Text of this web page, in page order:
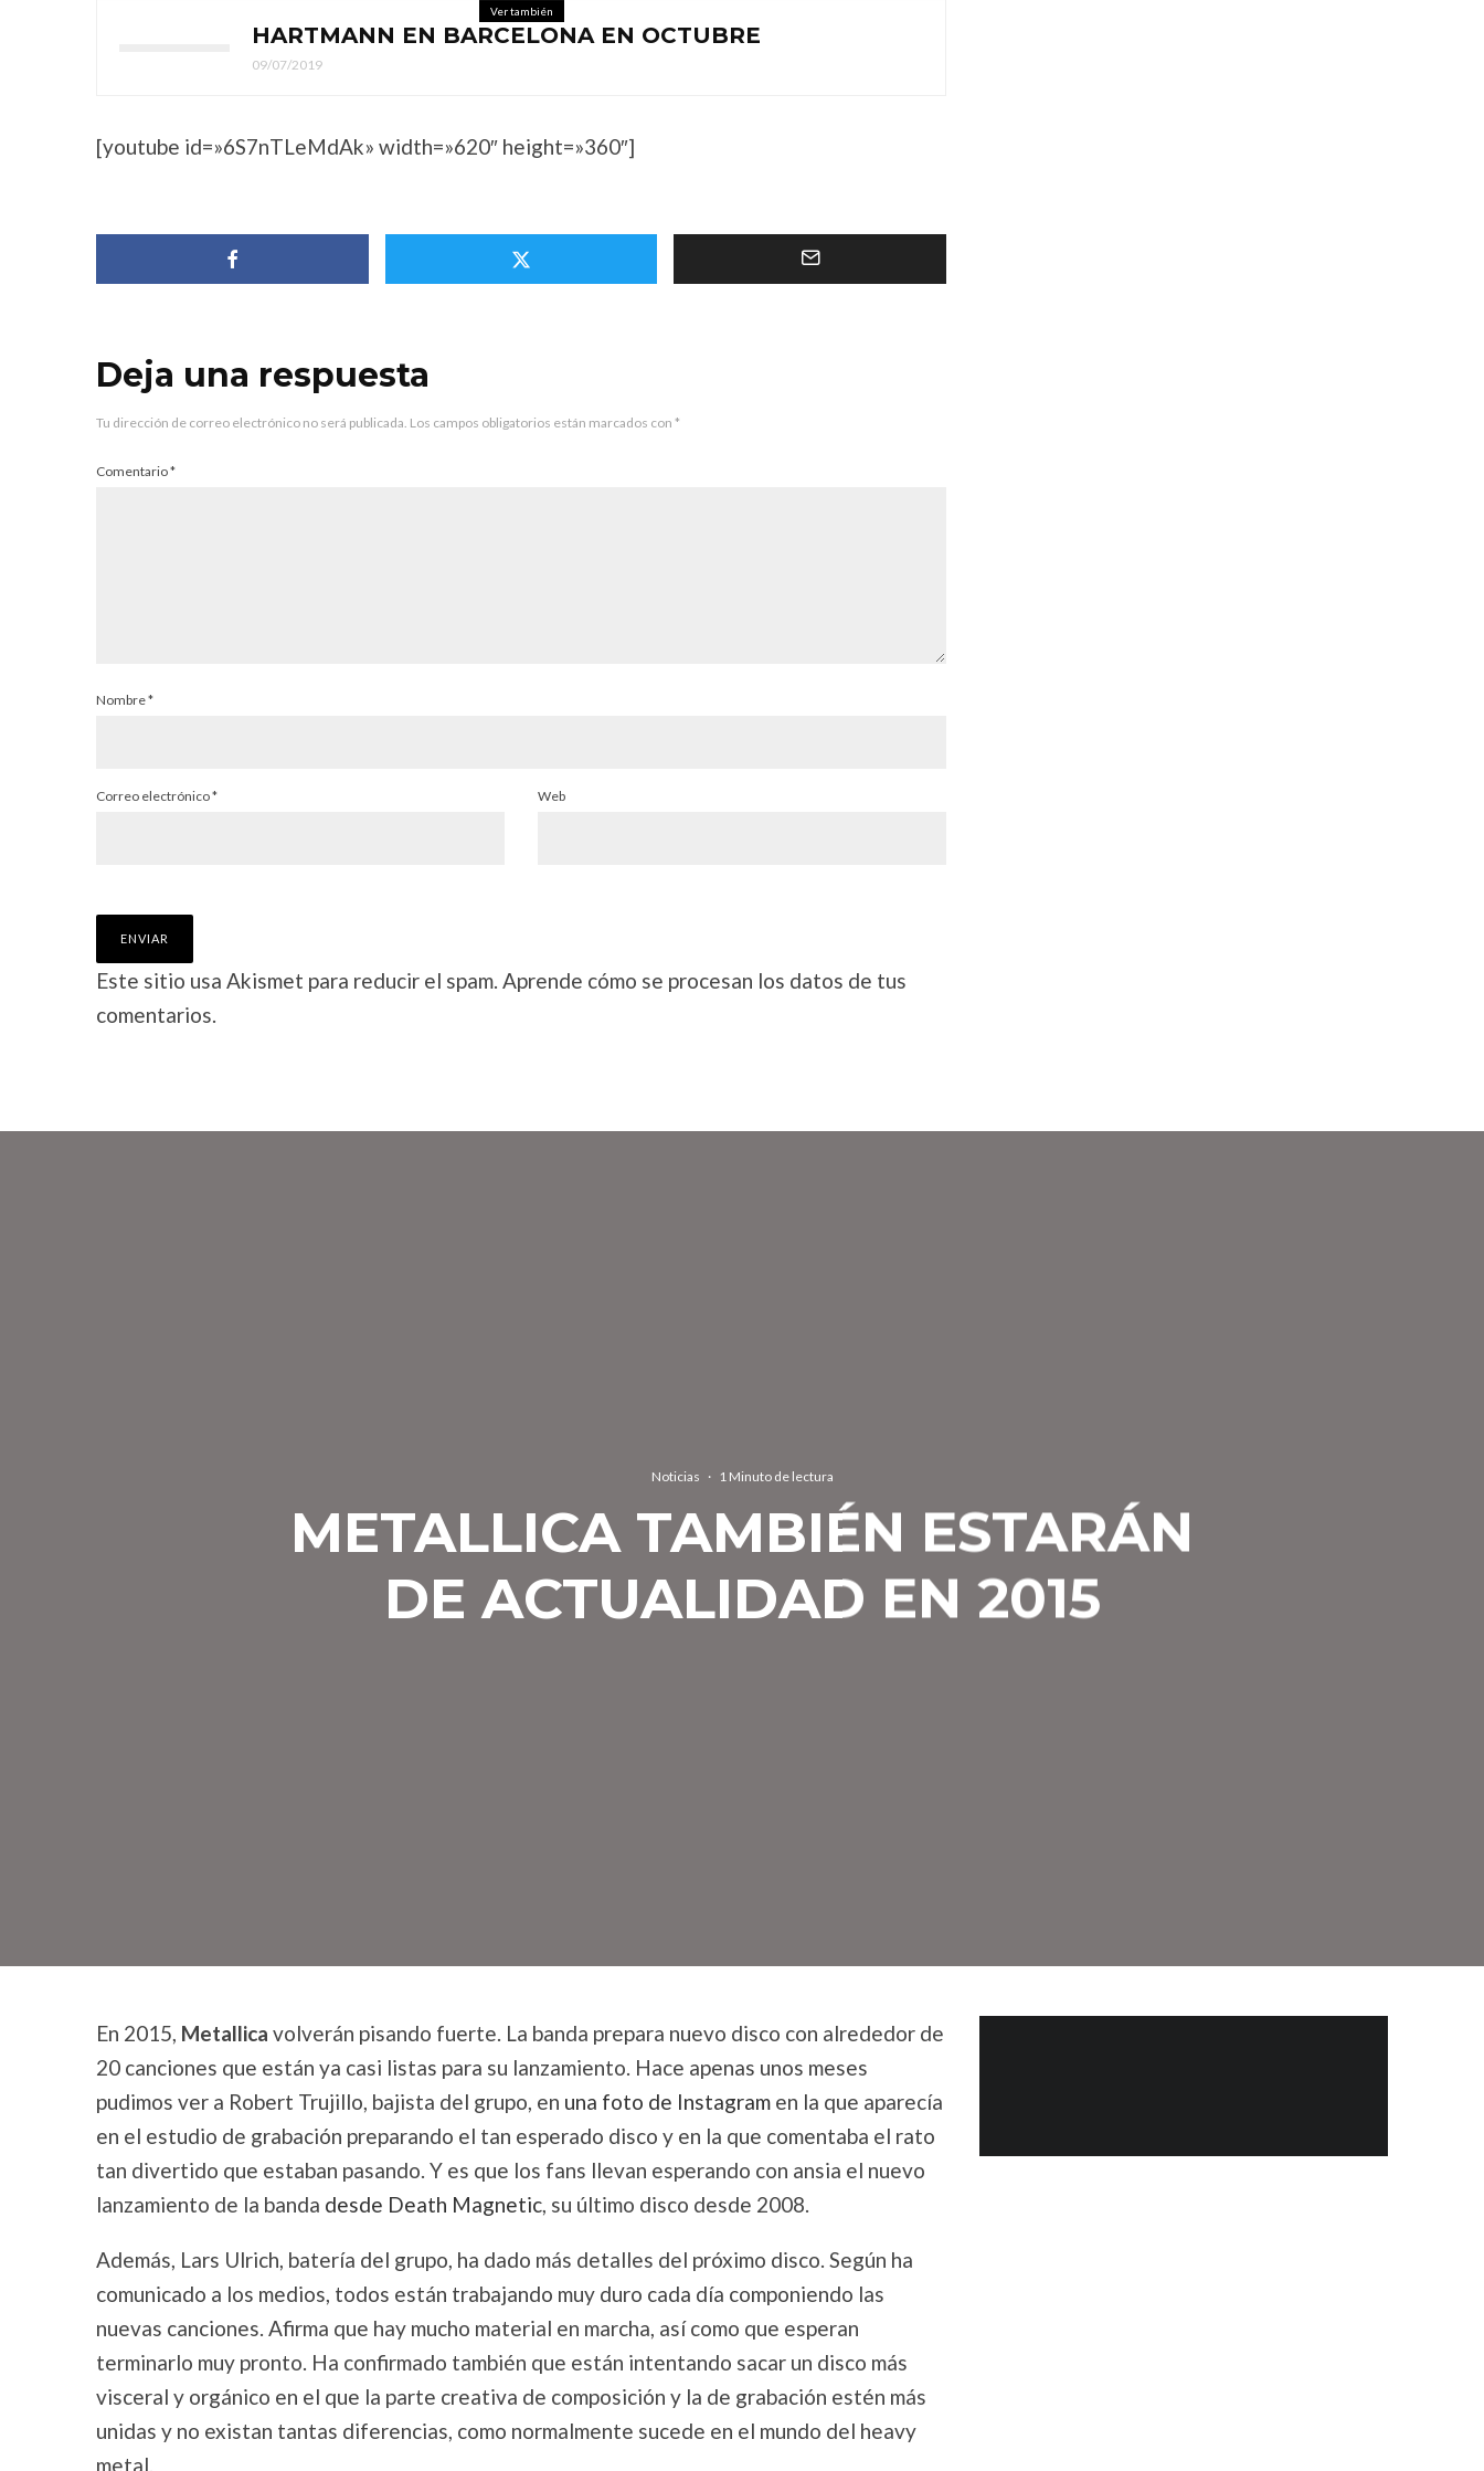
Ver también
HARTMANN EN BARCELONA EN OCTUBRE
09/07/2019
[youtube id=»6S7nTLeMdAk» width=»620″ height=»360″]
Deja una respuesta
Tu dirección de correo electrónico no será publicada. Los campos obligatorios están marcados con *
Comentario*
Nombre*
Correo electrónico* Web
Este sitio usa Akismet para reducir el spam. Aprende cómo se procesan los datos de tus
comentarios.
Noticias · 1 Minuto de lectura
METALLICA TAMBIÉN ESTARÁN
DE ACTUALIDAD EN 2015
En 2015, Metallica volverán pisando fuerte. La banda prepara nuevo disco con alrededor de
20 canciones que están ya casi listas para su lanzamiento. Hace apenas unos meses
pudimos ver a Robert Trujillo, bajista del grupo, en una foto de Instagram en la que aparecía
en el estudio de grabación preparando el tan esperado disco y en la que comentaba el rato
tan divertido que estaban pasando. Y es que los fans llevan esperando con ansia el nuevo
lanzamiento de la banda desde Death Magnetic, su último disco desde 2008.
Además, Lars Ulrich, batería del grupo, ha dado más detalles del próximo disco. Según ha
comunicado a los medios, todos están trabajando muy duro cada día componiendo las
nuevas canciones. Afirma que hay mucho material en marcha, así como que esperan
terminarlo muy pronto. Ha confirmado también que están intentando sacar un disco más
visceral y orgánico en el que la parte creativa de composición y la de grabación estén más
unidas y no existan tantas diferencias, como normalmente sucede en el mundo del heavy
metal.